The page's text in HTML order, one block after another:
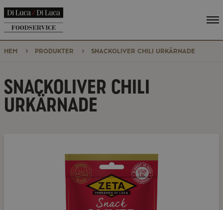
HEM PRODUKTER SNACKOLIVER CHILI URKÄRNADE
SNACKOLIVER CHILI
URKÄRNADE